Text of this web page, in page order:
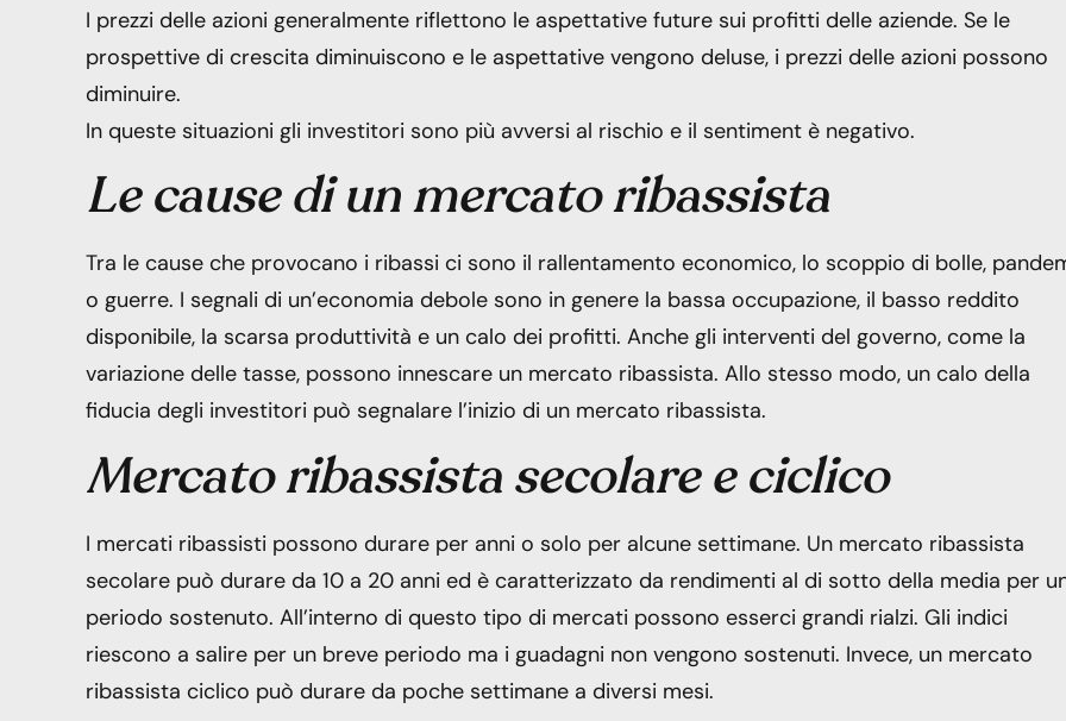
I prezzi delle azioni generalmente riflettono le aspettative future sui profitti delle aziende. Se le
prospettive di crescita diminuiscono e le aspettative vengono deluse, i prezzi delle azioni possono
diminuire.
In queste situazioni gli investitori sono più avversi al rischio e il sentiment è negativo.
Le cause di un mercato ribassista
Tra le cause che provocano i ribassi ci sono il rallentamento economico, lo scoppio di bolle,
o guerre. I segnali di un’economia debole sono in genere la bassa occupazione, il basso reddito
disponibile, la scarsa produttività e un calo dei profitti. Anche gli interventi del governo, come la
variazione delle tasse, possono innescare un mercato ribassista. Allo stesso modo, un calo della
fiducia degli investitori può segnalare l’inizio di un mercato ribassista.
Mercato ribassista secolare e ciclico
I mercati ribassisti possono durare per anni o solo per alcune settimane. Un mercato ribassista
secolare può durare da 10 a 20 anni ed è caratterizzato da rendimenti al di sotto della media per
periodo sostenuto. All’interno di questo tipo di mercati possono esserci grandi rialzi. Gli indici
riescono a salire per un breve periodo ma i guadagni non vengono sostenuti. Invece, un mercato
ribassista ciclico può durare da poche settimane a diversi mesi.